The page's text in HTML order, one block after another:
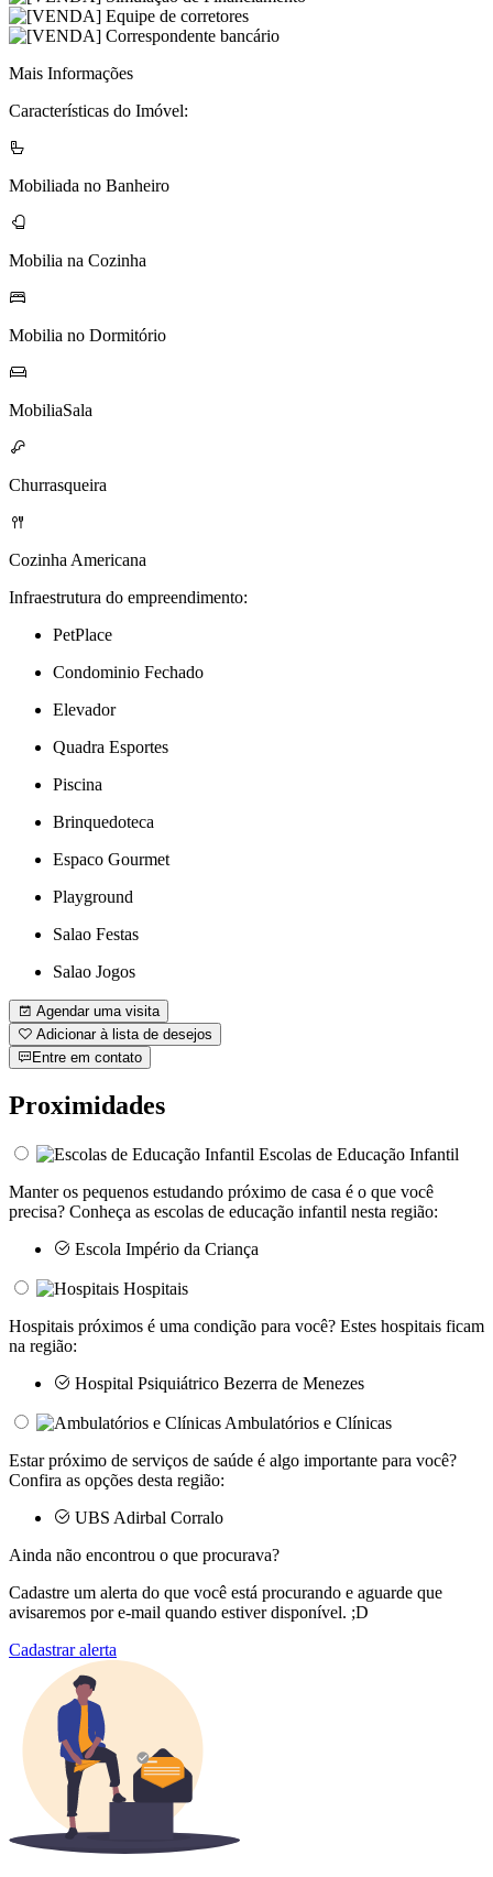
Mais Informações
Características do Imóvel:
Mobiliada no Banheiro
Mobilia na Cozinha
Mobilia no Dormitório
MobiliaSala
Churrasqueira
Cozinha Americana
Infraestrutura do empreendimento:
PetPlace
Condominio Fechado
Elevador
Quadra Esportes
Piscina
Brinquedoteca
Espaco Gourmet
Playground
Salao Festas
Salao Jogos
Agendar uma visita
Adicionar à lista de desejos
Entre em contato
Proximidades
Escolas de Educação Infantil
Manter os pequenos estudando próximo de casa é o que você
precisa? Conheça as escolas de educação infantil nesta região:
Escola Império da Criança
Hospitais
Hospitais próximos é uma condição para você? Estes hospitais ficam
na região:
Hospital Psiquiátrico Bezerra de Menezes
Ambulatórios e Clínicas
Estar próximo de serviços de saúde é algo importante para você?
Confira as opções desta região:
UBS Adirbal Corralo
Ainda não encontrou o que procurava?
Cadastre um alerta do que você está procurando e aguarde que
avisaremos por e-mail quando estiver disponível. ;D
Cadastrar alerta